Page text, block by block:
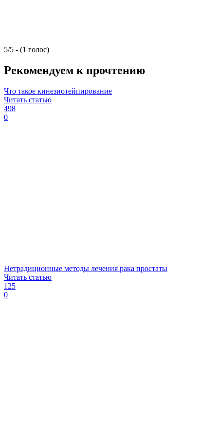
5/5 - (1 голос)
Рекомендуем к прочтению
Что такое кинезиотейпирование
Читать статью
498
0
Нетрадиционные методы лечения рака простаты
Читать статью
125
0